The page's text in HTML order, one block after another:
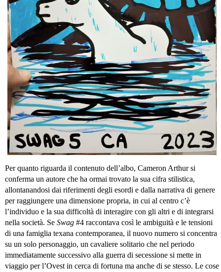
Per quanto riguarda il contenuto dell’albo, Cameron Arthur si
conferma un autore che ha ormai trovato la sua cifra stilistica,
allontanandosi dai riferimenti degli esordi e dalla narrativa di genere
per raggiungere una dimensione propria, in cui al centro c’è
l’individuo e la sua difficoltà di interagire con gli altri e di integrarsi
nella società. Se Swag #4 raccontava così le ambiguità e le tensioni
di una famiglia texana contemporanea, il nuovo numero si concentra
su un solo personaggio, un cavaliere solitario che nel periodo
immediatamente successivo alla guerra di secessione si mette in
viaggio per l’Ovest in cerca di fortuna ma anche di se stesso. Le cose